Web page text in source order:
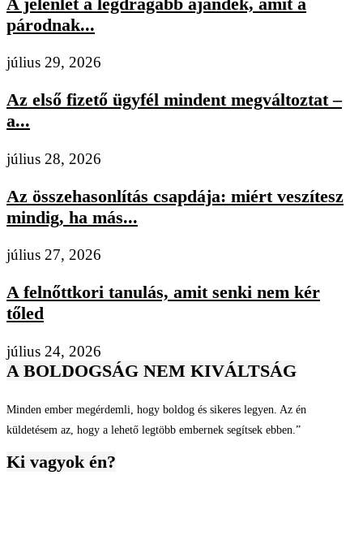
párodnak...
július 29, 2026
Az első fizető ügyfél mindent megváltoztat –
a...
július 28, 2026
Az összehasonlítás csapdája: miért veszítesz
mindig, ha más...
július 27, 2026
A felnőttkori tanulás, amit senki nem kér
tőled
július 24, 2026
A BOLDOGSÁG NEM KIVÁLTSÁG
Minden ember megérdemli, hogy boldog és sikeres legyen. Az én
küldetésem az, hogy a lehető legtöbb embernek segítsek ebben.”
Ki vagyok én?